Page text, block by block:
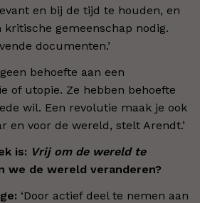
en bij de tijd te houden, en
kritische gemeenschap nodig.
documenten.’
behoefte aan een
of utopie. Ze hebben behoefte
wil. Een revolutie maak je ook
en voor de wereld, stelt Arendt.’
is: Vrij om de wereld te
we de wereld veranderen?
‘Door actief deel te nemen aan